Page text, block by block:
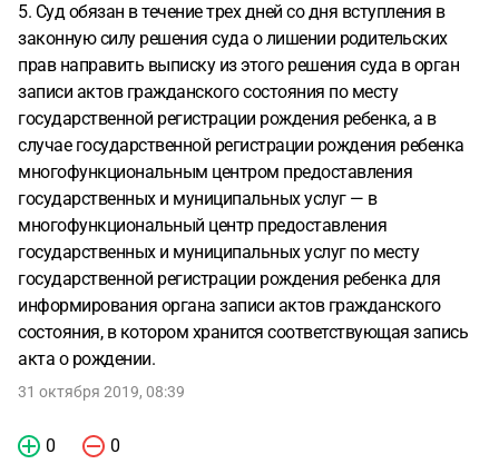
5. Суд обязан в течение трех дней со дня вступления в
законную силу решения суда о лишении родительских
прав направить выписку из этого решения суда в орган
записи актов гражданского состояния по месту
государственной регистрации рождения ребенка, а в
случае государственной регистрации рождения ребенка
многофункциональным центром предоставления
государственных и муниципальных услуг — в
многофункциональный центр предоставления
государственных и муниципальных услуг по месту
государственной регистрации рождения ребенка для
информирования органа записи актов гражданского
состояния, в котором хранится соответствующая запись
акта о рождении.
31 октября 2019, 08:39
0 0